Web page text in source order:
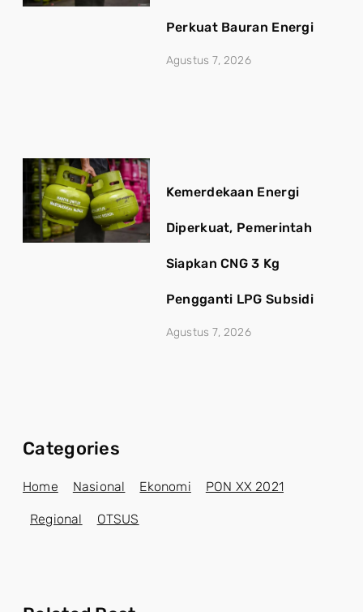
Perkuat Bauran Energi
Agustus 7, 2026
Kemerdekaan Energi
Diperkuat, Pemerintah
Siapkan CNG 3 Kg
Pengganti LPG Subsidi
Agustus 7, 2026
Categories
Home Nasional Ekonomi PON XX 2021
Regional OTSUS